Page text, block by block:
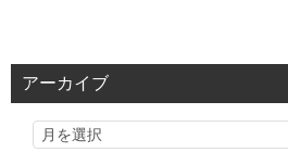
アーカイブ